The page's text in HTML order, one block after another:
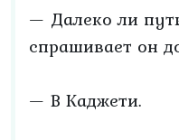
— Далеко ли
спрашивает он
— В Каджети.